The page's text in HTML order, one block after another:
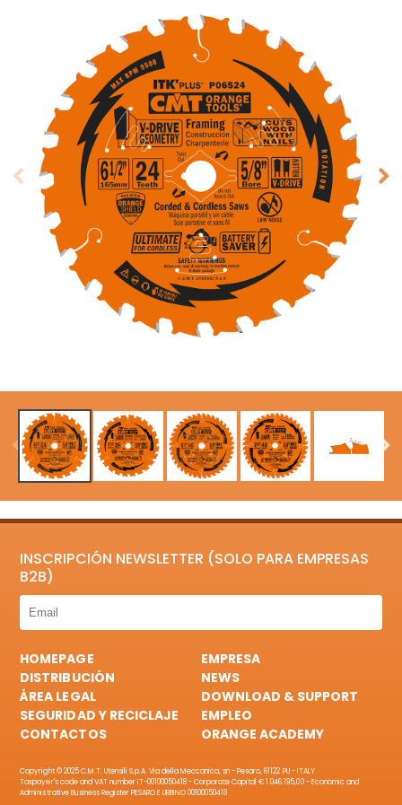
INSCRIPCIÓN NEWSLETTER (SOLO PARA EMPRESAS
B2B)
HOMEPAGE
EMPRESA
DISTRIBUCIÓN
NEWS
ÁREA LEGAL
DOWNLOAD & SUPPORT
SEGURIDAD Y RECICLAJE
EMPLEO
CONTACTOS
ORANGE ACADEMY
Copyright © 2025 C.M.T. Utensili S.p.A. Via della Meccanica, sn - Pesaro, 61122 PU - ITALY
Taxpayer's code and VAT number IT-00100050418 - Corporate Capital € 1.046.195,00 - Economic and
Administrative Business Register PESARO E URBINO 00100050418